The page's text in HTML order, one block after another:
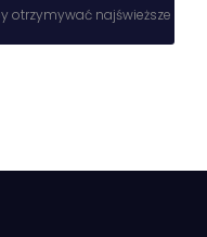
otrzymywać najświeższe